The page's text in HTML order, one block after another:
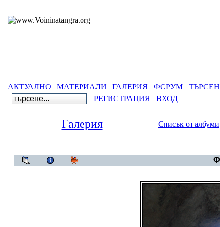
АКТУАЛНО МАТЕРИАЛИ ГАЛЕРИЯ ФОРУМ
РЕГИСТРАЦИЯ
ВХОД
Галерия Списък от албуми